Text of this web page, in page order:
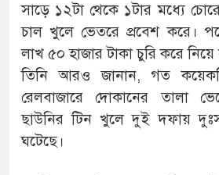
সাড়ে ১২টা থেকে ১টার মধ্যে
চাল খুলে ভেতরে প্রবেশ করে।
লাখ ৫০ হাজার টাকা চুরি করে নিয়ে
তিনি আরও জানান, গত
রেলবাজারে দোকানের তালা
ছাউনির টিন খুলে দুই দফায়
ঘটেছে।